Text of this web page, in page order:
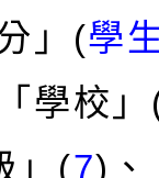
」(學
學校
」(7)、